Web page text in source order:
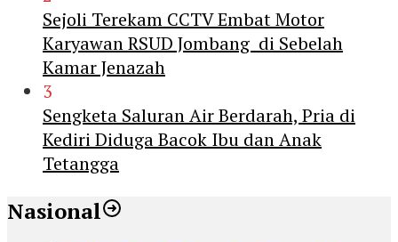
Sejoli Terekam CCTV Embat Motor
Karyawan RSUD Jombang di Sebelah
Kamar Jenazah
3
Sengketa Saluran Air Berdarah, Pria di
Kediri Diduga Bacok Ibu dan Anak
Tetangga
Nasional